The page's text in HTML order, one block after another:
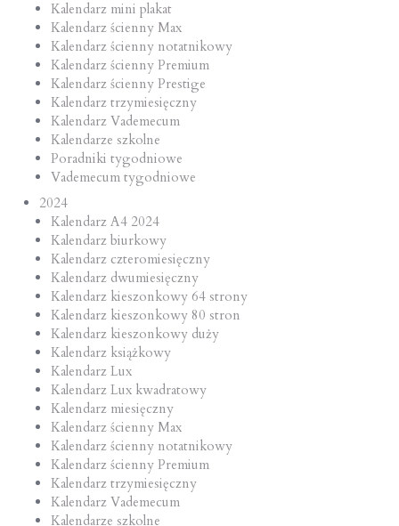
Kalendarz mini plakat
Kalendarz ścienny Max
Kalendarz ścienny notatnikowy
Kalendarz ścienny Premium
Kalendarz ścienny Prestige
Kalendarz trzymiesięczny
Kalendarz Vademecum
Kalendarze szkolne
Poradniki tygodniowe
Vademecum tygodniowe
2024
Kalendarz A4 2024
Kalendarz biurkowy
Kalendarz czteromiesięczny
Kalendarz dwumiesięczny
Kalendarz kieszonkowy 64 strony
Kalendarz kieszonkowy 80 stron
Kalendarz kieszonkowy duży
Kalendarz książkowy
Kalendarz Lux
Kalendarz Lux kwadratowy
Kalendarz miesięczny
Kalendarz ścienny Max
Kalendarz ścienny notatnikowy
Kalendarz ścienny Premium
Kalendarz trzymiesięczny
Kalendarz Vademecum
Kalendarze szkolne